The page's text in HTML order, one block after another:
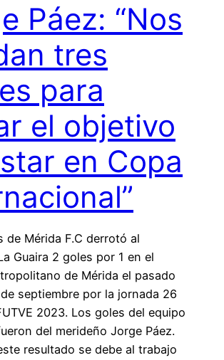
Páez: “Nos
tres
para
el objetivo
en Copa
de Mérida F.C derrotó al
Guaira 2 goles por 1 en el
de Mérida el pasado
septiembre por la jornada 26
2023. Los goles del equipo
del merideño Jorge Páez.
resultado se debe al trabajo